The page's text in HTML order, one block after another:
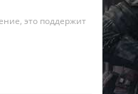
это поддержит